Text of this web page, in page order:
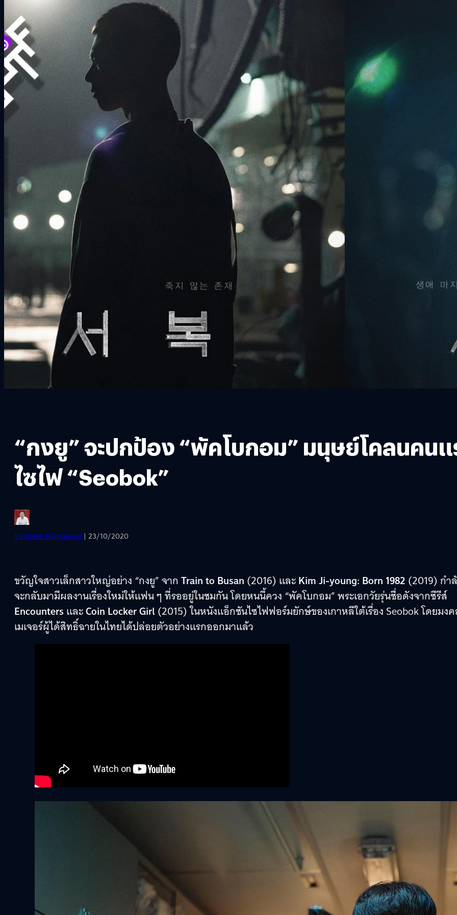
“กงยู” จะปกป้อง “พัคโบกอม” มนุษย์โคลนคน
ไซไฟ “Seobok”
Vinijphat Kanyapong | 23/10/2020
ขวัญใจสาวเล็กสาวใหญ่อย่าง “กงยู” จาก Train to Busan (2016) และKim Ji-young: Born 1982 (2019) กำ
จะกลับมามีผลงานเรื่องใหม่ให้แฟน ๆ ที่รออยู่ในชมกัน โดยหนนี้ควง “พัคโบกอม” พระเอกวัยรุ่นชื่อดังจากซีรีส์
Encounters และCoin Locker Girl(2015) ในหนังแอ็กชันไซไฟฟอร์มยักษ์ของเกาหลีใต้เรื่อง Seobok โดยมง
เมเจอร์ผู้ได้สิทธิ์ฉายในไทยได้ปล่อยตัวอย่างแรกออกมาแล้ว